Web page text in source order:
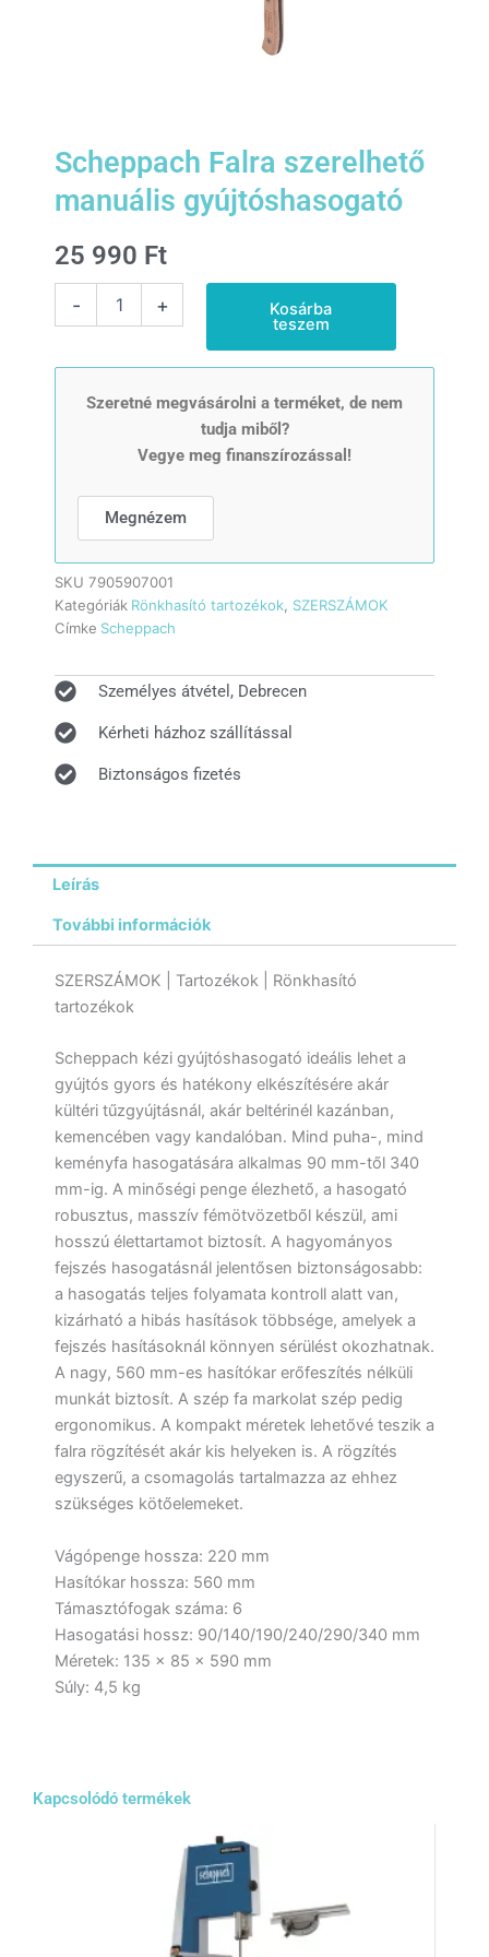
Scheppach Falra szerelhető
manuális gyújtóshasogató
25 990 Ft
-
mennyiség
+ Kosárba
teszem
Szeretné megvásárolni a terméket, de nem
tudja miből?
Vegye meg finanszírozással!
Megnézem
SKU 7905907001
Kategóriák Rönkhasító tartozékok SZERSZÁMOK
Címke Scheppach
Személyes átvétel, Debrecen
Kérheti házhoz szállítással
Biztonságos fizetés
Leírás
További információk
SZERSZÁMOK | Tartozékok | Rönkhasító
tartozékok
Scheppach kézi gyújtóshasogató ideális lehet a
gyújtós gyors és hatékony elkészítésére akár
kültéri tűzgyújtásnál, akár beltérinél kazánban,
kemencében vagy kandalóban. Mind puha-, mind
keményfa hasogatására alkalmas 90 mm-től 340
mm-ig. A minőségi penge élezhető, a hasogató
robusztus, masszív fémötvözetből készül, ami
hosszú élettartamot biztosít. A hagyományos
fejszés hasogatásnál jelentősen biztonságosabb:
a hasogatás teljes folyamata kontroll alatt van,
kizárható a hibás hasítások többsége, amelyek a
fejszés hasításoknál könnyen sérülést okozhatnak.
A nagy, 560 mm-es hasítókar erőfeszítés nélküli
munkát biztosít. A szép fa markolat szép pedig
ergonomikus. A kompakt méretek lehetővé teszik a
falra rögzítését akár kis helyeken is. A rögzítés
egyszerű, a csomagolás tartalmazza az ehhez
szükséges kötőelemeket.
Vágópenge hossza: 220 mm
Hasítókar hossza: 560 mm
Támasztófogak száma: 6
Hasogatási hossz: 90/140/190/240/290/340 mm
Méretek: 135 x 85 x 590 mm
Súly: 4,5 kg
Kapcsolódó termékek